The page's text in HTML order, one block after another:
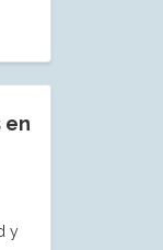
en
y